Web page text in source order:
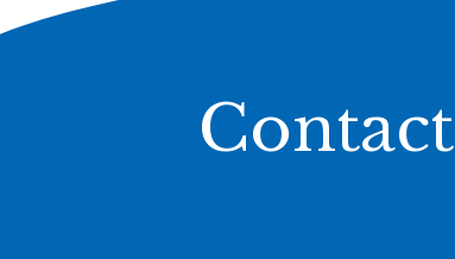
Contact